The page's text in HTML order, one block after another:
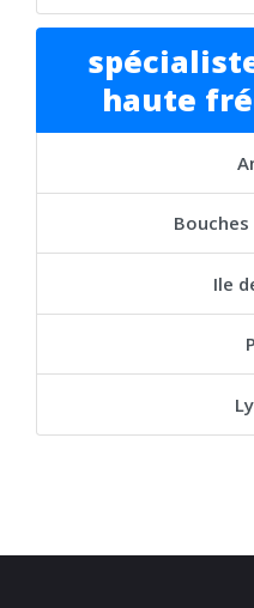
haute
Bouches
Ile